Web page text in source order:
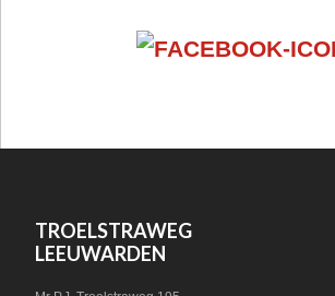
WIDGET
HEADER
TROELSTRAWEG
LEEUWARDEN